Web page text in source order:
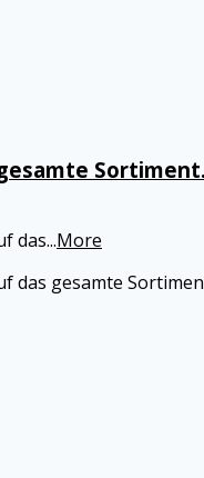
Sortiment.
das...More
das gesamte